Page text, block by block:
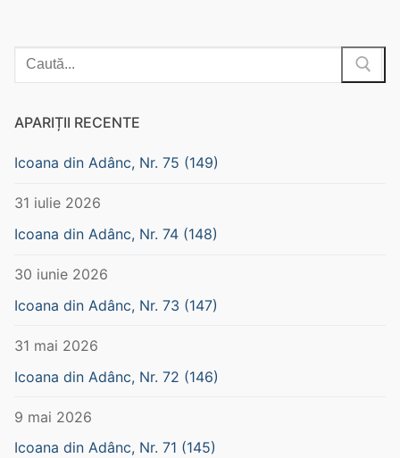
APARIȚII RECENTE
Icoana din Adânc, Nr. 75 (149)
31 iulie 2026
Icoana din Adânc, Nr. 74 (148)
30 iunie 2026
Icoana din Adânc, Nr. 73 (147)
31 mai 2026
Icoana din Adânc, Nr. 72 (146)
9 mai 2026
Icoana din Adânc, Nr. 71 (145)